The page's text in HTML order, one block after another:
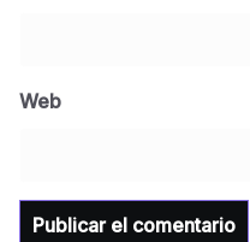
Web
para la